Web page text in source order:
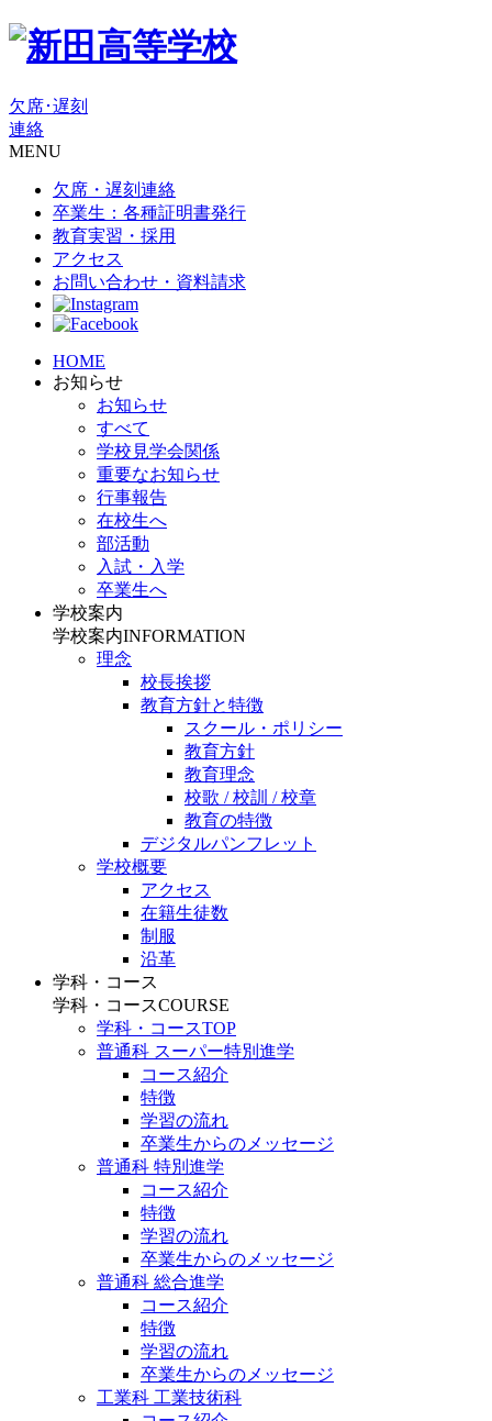
欠席･遅刻
連絡
MENU
欠席・遅刻連絡
卒業生：各種証明書発行
教育実習・採用
アクセス
お問い合わせ・資料請求
HOME
お知らせ
お知らせ
すべて
学校見学会関係
重要なお知らせ
行事報告
在校生へ
部活動
入試・入学
卒業生へ
学校案内
学校案内INFORMATION
理念
校長挨拶
教育方針と特徴
スクール・ポリシー
教育方針
教育理念
校歌 / 校訓 / 校章
教育の特徴
デジタルパンフレット
学校概要
アクセス
在籍生徒数
制服
沿革
学科・コース
学科・コースCOURSE
学科・コースTOP
普通科 スーパー特別進学
コース紹介
特徴
学習の流れ
卒業生からのメッセージ
普通科 特別進学
コース紹介
特徴
学習の流れ
卒業生からのメッセージ
普通科 総合進学
コース紹介
特徴
学習の流れ
卒業生からのメッセージ
工業科 工業技術科